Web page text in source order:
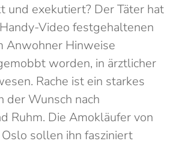
und exekutiert? Der Täter hat
Video festgehaltenen
Anwohner Hinweise
worden, in ärztlicher
Rache ist ein starkes
der Wunsch nach
Ruhm. Die Amokläufer von
sollen ihn fasziniert